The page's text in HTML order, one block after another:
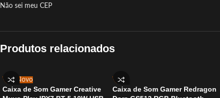
Não sei meu CEP
Produtos relacionados
-8% Novo
Caixa de Som Gamer Creative
-20%
Caixa de Som Gamer Redragon